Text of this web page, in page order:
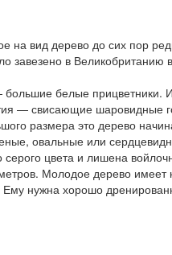
на вид дерево до сих пор
в Великобританию в
большие белые
— свисающие шаровидные
размера это дерево
овальные или
цвета и лишена
Молодое дерево
нужна хорошо